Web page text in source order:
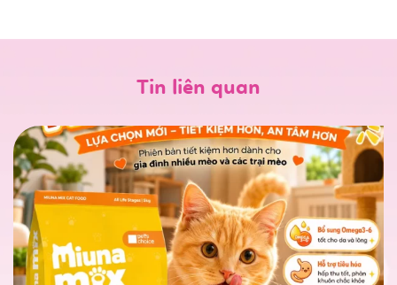
Tin liên quan